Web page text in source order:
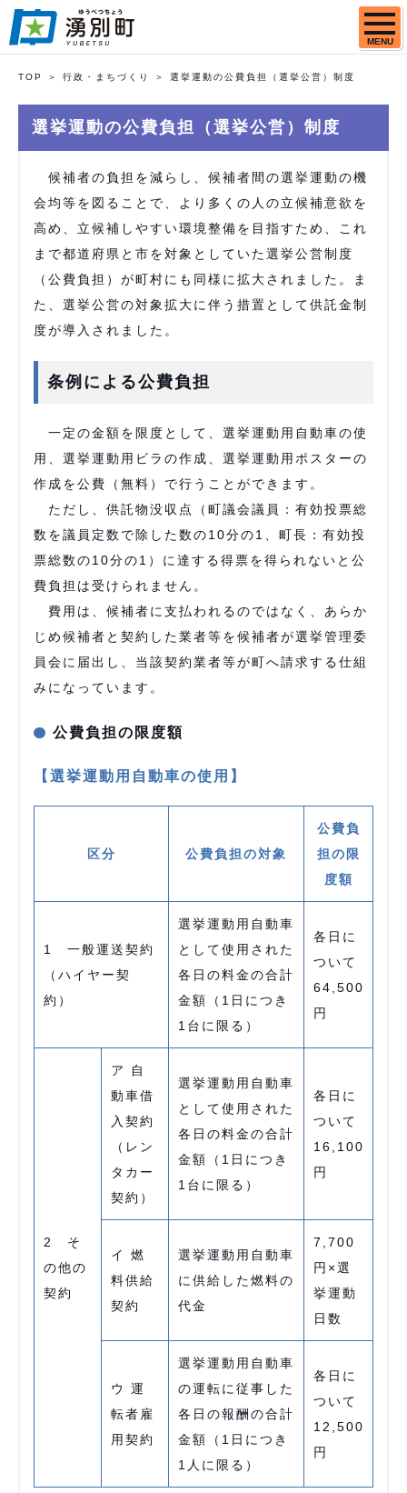
MENU
TOP 行政・まちづくり 選挙運動の公費負担（選挙公営）制度
選挙運動の公費負担（選挙公営）制度
候補者の負担を減らし、候補者間の選挙運動の機
会均等を図ることで、より多くの人の立候補意欲を
高め、立候補しやすい環境整備を目指すため、これ
まで都道府県と市を対象としていた選挙公営制度
（公費負担）が町村にも同様に拡大されました。ま
た、選挙公営の対象拡大に伴う措置として供託金制
度が導入されました。
条例による公費負担
一定の金額を限度として、選挙運動用自動車の使
用、選挙運動用ビラの作成、選挙運動用ポスターの
作成を公費（無料）で行うことができます。
ただし、供託物没収点（町議会議員：有効投票総
数を議員定数で除した数の10分の1、町長：有効投
票総数の10分の1）に達する得票を得られないと公
費負担は受けられません。
費用は、候補者に支払われるのではなく、あらか
じめ候補者と契約した業者等を候補者が選挙管理委
員会に届出し、当該契約業者等が町へ請求する仕組
みになっています。
公費負担の限度額
【選挙運動用自動車の使用】
区分 公費負担の対象
公費負
担の限
度額
1 一般運送契約
（ハイヤー契
約）
選挙運動用自動車
として使用された
各日の料金の合計
金額（1日につき
1台に限る）
各日に
ついて
64,500
円
2 そ
の他の
契約
ア 自
動車借
入契約
（レン
タカー
契約）
選挙運動用自動車
として使用された
各日の料金の合計
金額（1日につき
1台に限る）
各日に
ついて
16,100
円
イ 燃
料供給
契約
選挙運動用自動車
に供給した燃料の
代金
7,700
円×選
挙運動
日数
ウ 運
転者雇
用契約
選挙運動用自動車
の運転に従事した
各日の報酬の合計
金額（1日につき
1人に限る）
各日に
ついて
12,500
円